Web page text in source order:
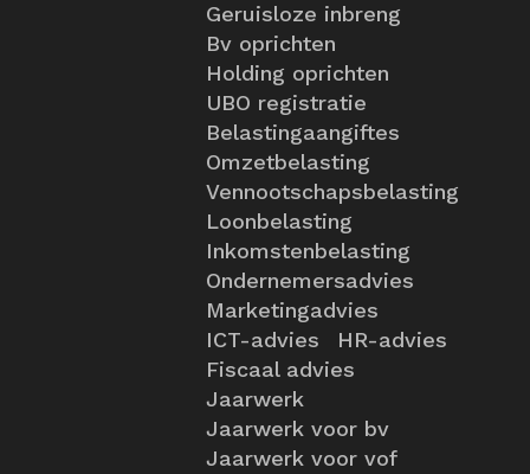
Geruisloze inbreng
Bv oprichten
Holding oprichten
UBO registratie
Belastingaangiftes
Omzetbelasting
Vennootschapsbelasting
Loonbelasting
Inkomstenbelasting
Ondernemersadvies
Marketingadvies
ICT-advies
HR-advies
Fiscaal advies
Jaarwerk
Jaarwerk voor bv
Jaarwerk voor vof